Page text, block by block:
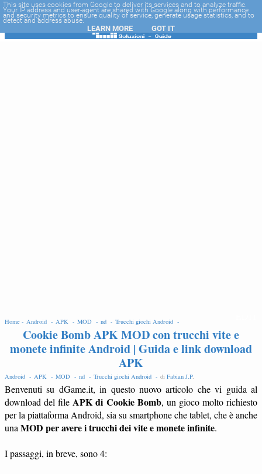
-->
Home - Android - APK - MOD - nd - Trucchi giochi Android -
Cookie Bomb APK MOD con trucchi vite e
monete infinite Android | Guida e link download
APK
Android - APK - MOD - nd - Trucchi giochi Android - di Fabian J.P.
Benvenuti su dGame.it, in questo nuovo articolo che vi guida al
download del file APK di Cookie Bomb, un gioco molto richiesto
per la piattaforma Android, sia su smartphone che tablet, che è anche
una MOD per avere i trucchi dei vite e monete infinite.
I passaggi, in breve, sono 4:
This site uses cookies from Google to deliver its services and to analyze traffic.
Your IP address and user-agent are shared with Google along with performance
and security metrics to ensure quality of service, generate usage statistics, and to
detect and address abuse.
LEARN MORE GOT IT